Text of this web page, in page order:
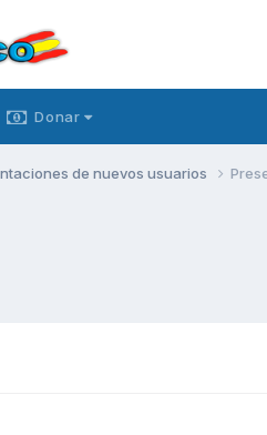
Donar
de nuevos usuarios